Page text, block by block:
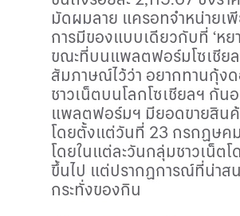
มัดผมลาย แครอทจำหน่ายเพี
การมีของแบบเดียวกับที่ ‘หย
ขณะที่บนแพลตฟอร์มโซเชีย
สัมภาษณ์ไว้ว่า อยากทานกุ้งด
ชาวเน็ตบนโลกโซเชียลฯ กั
แพลตฟอร์มฯ มียอดขายสินค้
โดยตั้งแต่วันที่ 23 กรกฏษค
โดยในแต่ละวันกลุ่มชาวเน็ตโ
ขึ้นไป แต่ปรากฏการณ์ที่น่าส
กระทั่งของกิน